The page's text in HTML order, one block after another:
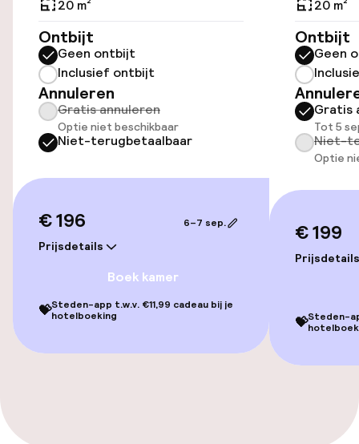
Luchthavenshuttle
Transferservice
Toegankelijkheid
Lift
Entertainment
Betaalde wifi
20 m²
Ontbijt
Geen ontbijt
Inclusief ontbijt
Annuleren
Gratis annuleren
Optie niet beschikbaar
Niet-terugbetaalbaar
€ 196
Prijsdetails
6–7 sep.
Boek kamer
💝Steden-app t.w.v. €11,99 cadeau bij je
hotelboeking
20 m²
Ontbijt
Geen
Gratis
Tot 5
Niet-
Optie
€ 199
Prijsdetails
💝Steden-